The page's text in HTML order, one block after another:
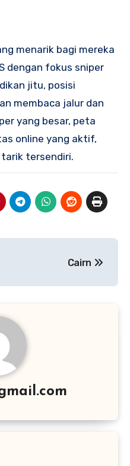
menarik bagi mereka
dengan fokus sniper
jitu, posisi
membaca jalur dan
yang besar, peta
online yang aktif,
tersendiri.
Cairn